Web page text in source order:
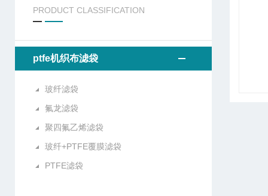
PRODUCT CLASSIFICATION
ptfe机织布滤袋
玻纤滤袋
氟龙滤袋
聚四氟乙烯滤袋
玻纤+PTFE覆膜滤袋
PTFE滤袋